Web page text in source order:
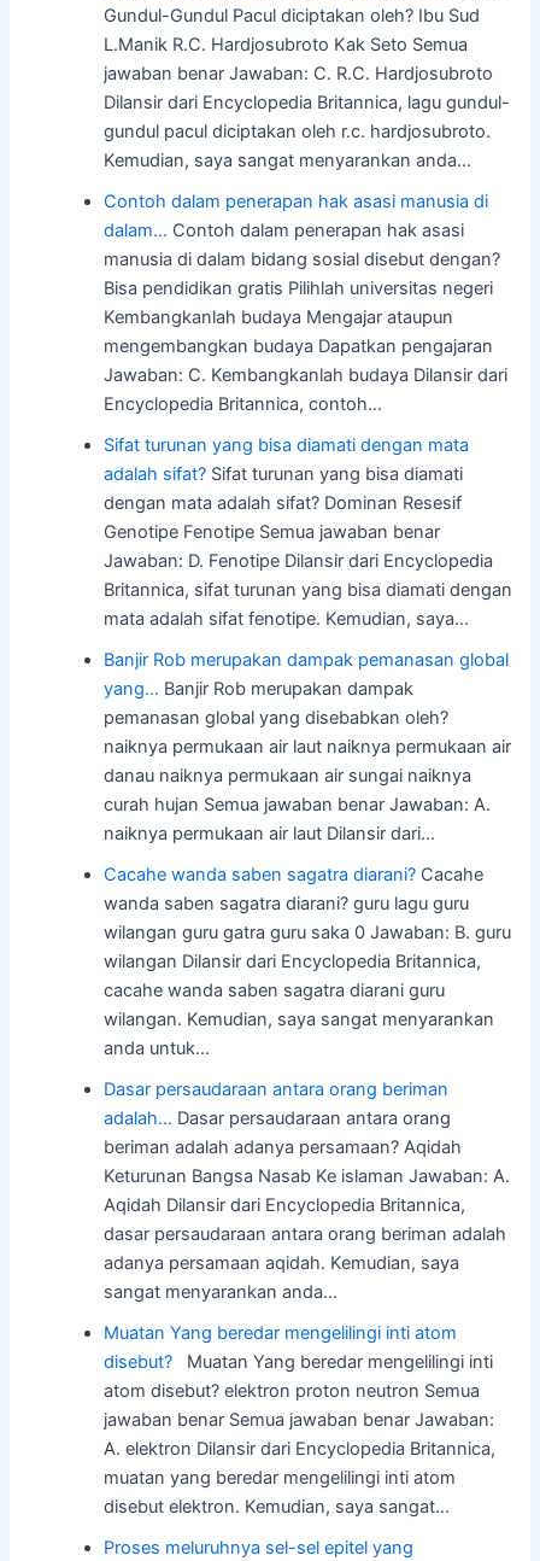
Gundul-Gundul Pacul diciptakan oleh? Ibu Sud
L.Manik R.C. Hardjosubroto Kak Seto Semua
jawaban benar Jawaban: C. R.C. Hardjosubroto
Dilansir dari Encyclopedia Britannica, lagu gundul-
gundul pacul diciptakan oleh r.c. hardjosubroto.
Kemudian, saya sangat menyarankan anda…
Contoh dalam penerapan hak asasi manusia di
dalam… Contoh dalam penerapan hak asasi
manusia di dalam bidang sosial disebut dengan?
Bisa pendidikan gratis Pilihlah universitas negeri
Kembangkanlah budaya Mengajar ataupun
mengembangkan budaya Dapatkan pengajaran
Jawaban: C. Kembangkanlah budaya Dilansir dari
Encyclopedia Britannica, contoh…
Sifat turunan yang bisa diamati dengan mata
adalah sifat? Sifat turunan yang bisa diamati
dengan mata adalah sifat? Dominan Resesif
Genotipe Fenotipe Semua jawaban benar
Jawaban: D. Fenotipe Dilansir dari Encyclopedia
Britannica, sifat turunan yang bisa diamati dengan
mata adalah sifat fenotipe. Kemudian, saya…
Banjir Rob merupakan dampak pemanasan global
yang… Banjir Rob merupakan dampak
pemanasan global yang disebabkan oleh?
naiknya permukaan air laut naiknya permukaan air
danau naiknya permukaan air sungai naiknya
curah hujan Semua jawaban benar Jawaban: A.
naiknya permukaan air laut Dilansir dari…
Cacahe wanda saben sagatra diarani? Cacahe
wanda saben sagatra diarani? guru lagu guru
wilangan guru gatra guru saka 0 Jawaban: B. guru
wilangan Dilansir dari Encyclopedia Britannica,
cacahe wanda saben sagatra diarani guru
wilangan. Kemudian, saya sangat menyarankan
anda untuk…
Dasar persaudaraan antara orang beriman
adalah… Dasar persaudaraan antara orang
beriman adalah adanya persamaan? Aqidah
Keturunan Bangsa Nasab Ke islaman Jawaban: A.
Aqidah Dilansir dari Encyclopedia Britannica,
dasar persaudaraan antara orang beriman adalah
adanya persamaan aqidah. Kemudian, saya
sangat menyarankan anda…
Muatan Yang beredar mengelilingi inti atom
disebut? Muatan Yang beredar mengelilingi inti
atom disebut? elektron proton neutron Semua
jawaban benar Semua jawaban benar Jawaban:
A. elektron Dilansir dari Encyclopedia Britannica,
muatan yang beredar mengelilingi inti atom
disebut elektron. Kemudian, saya sangat…
Proses meluruhnya sel-sel epitel yang